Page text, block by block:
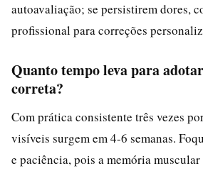
autoavaliação; se persistirem dores,
profissional para correções
Quanto tempo leva para
correta?
Com prática consistente três vezes
visíveis surgem em 4-6 semanas.
e paciência, pois a memória muscular